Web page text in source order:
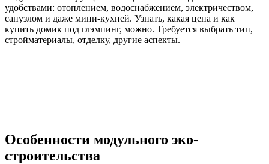
удобствами: отоплением, водоснабжением, электричеством,
санузлом и даже мини-кухней. Узнать, какая цена и как
купить домик под глэмпинг, можно. Требуется выбрать тип,
стройматериалы, отделку, другие аспекты.
Особенности модульного эко-
строительства